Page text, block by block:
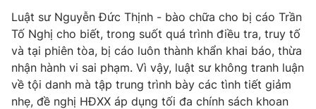
Luật sư Nguyễn Đức Thịnh - bào chữa cho bị cáo Trần
Tố Nghị cho biết, trong suốt quá trình điều tra, truy tố
và tại phiên tòa, bị cáo luôn thành khẩn khai báo, thừa
nhận hành vi sai phạm. Vì vậy, luật sư không tranh luận
về tội danh mà tập trung trình bày các tình tiết giảm
nhẹ, đề nghị HĐXX áp dụng tối đa chính sách khoan